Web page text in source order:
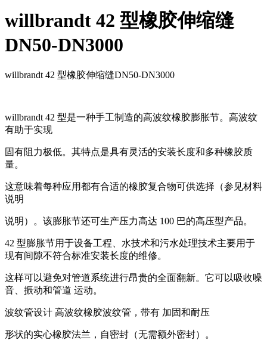
willbrandt 42 型橡胶伸缩缝
DN50-DN3000
willbrandt 42 型橡胶伸缩缝DN50-DN3000
willbrandt 42 型是一种手工制造的高波纹橡胶膨胀节。高波纹
有助于实现
固有阻力极低。其特点是具有灵活的安装长度和多种橡胶质
量。
这意味着每种应用都有合适的橡胶复合物可供选择（参见材料
说明
说明）。该膨胀节还可生产压力高达 100 巴的高压型产品。
42 型膨胀节用于设备工程、水技术和污水处理技术主要用于
现有间隙不符合标准安装长度的维修。
这样可以避免对管道系统进行昂贵的全面翻新。它可以吸收噪
音、振动和管道 运动。
波纹管设计 高波纹橡胶波纹管，带有 加固和耐压
形状的实心橡胶法兰，自密封（无需额外密封）。